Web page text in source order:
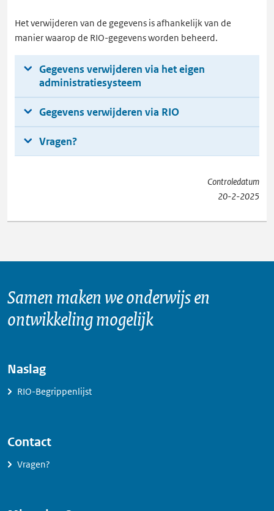
Het verwijderen van de gegevens is afhankelijk van de
manier waarop de RIO-gegevens worden beheerd.
Gegevens verwijderen via het eigen
administratiesysteem
Gegevens verwijderen via RIO
Vragen?
Controledatum
20-2-2025
Samen maken we onderwijs en
ontwikkeling mogelijk
Naslag
RIO-Begrippenlijst
Contact
Vragen?